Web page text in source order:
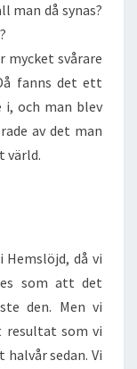
man då synas?
mycket svårare
fanns det ett
i, och man blev
av det man
värld.
Hemslöjd, då vi
som att det
den. Men vi
resultat som vi
sedan. Vi